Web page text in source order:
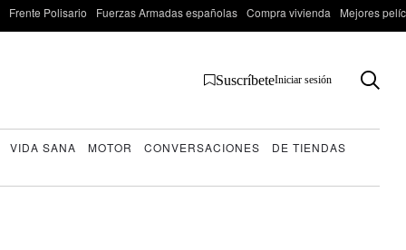
Frente Polisario Fuerzas Armadas españolas Compra vivienda Mejores
SuscríbeteIniciar sesión
VIDA SANA MOTOR CONVERSACIONES DE TIENDAS